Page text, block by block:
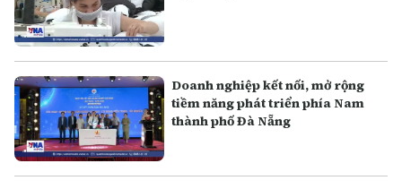
Doanh nghiệp kết nối, mở rộng
tiềm năng phát triển phía Nam
thành phố Đà Nẵng